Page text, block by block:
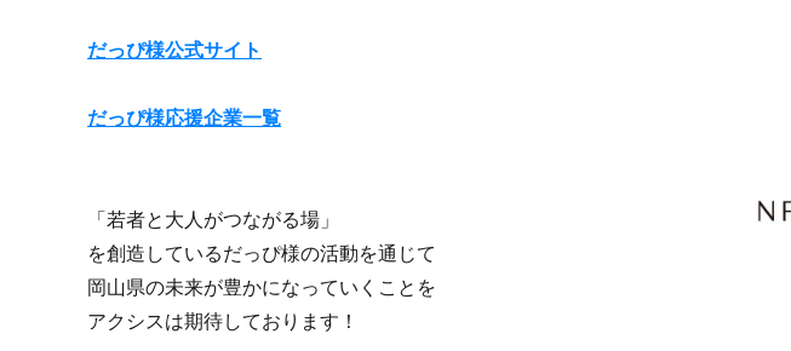
だっぴ様公式サイト
だっぴ様応援企業一覧
「若者と大人がつながる場」
を創造しているだっぴ様の活動を通じて
岡山県の未来が豊かになっていくことを
アクシスは期待しております！